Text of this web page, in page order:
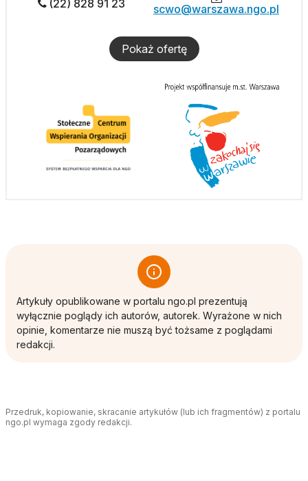
(22) 828 91 23 scwo@warszawa.ngo.pl
Pokaż ofertę
Artykuły opublikowane w portalu ngo.pl prezentują
wyłącznie poglądy ich autorów, autorek. Wyrażone w nich
opinie, komentarze nie muszą być tożsame z poglądami
redakcji.
Przedruk, kopiowanie, skracanie artykułów (lub ich fragmentów) z portalu
ngo.pl wymaga zgody redakcji.